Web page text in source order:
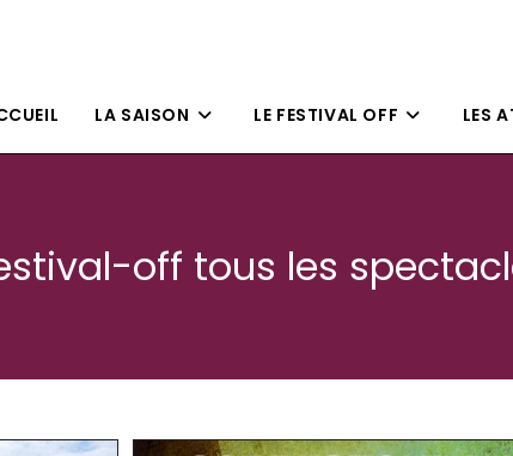
LA SAISON LE FESTIVAL OFF LES
off tous les